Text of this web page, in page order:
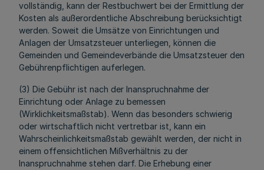
vollständig, kann der Restbuchwert bei der Ermittlung der
Kosten als außerordentliche Abschreibung berücksichtigt
werden. Soweit die Umsätze von Einrichtungen und
Anlagen der Umsatzsteuer unterliegen, können die
Gemeinden und Gemeindeverbände die Umsatzsteuer den
Gebührenpflichtigen auferlegen.
(3) Die Gebühr ist nach der Inanspruchnahme der
Einrichtung oder Anlage zu bemessen
(Wirklichkeitsmaßstab). Wenn das besonders schwierig
oder wirtschaftlich nicht vertretbar ist, kann ein
Wahrscheinlichkeitsmaßstab gewählt werden, der nicht in
einem offensichtlichen Mißverhältnis zu der
Inanspruchnahme stehen darf. Die Erhebung einer